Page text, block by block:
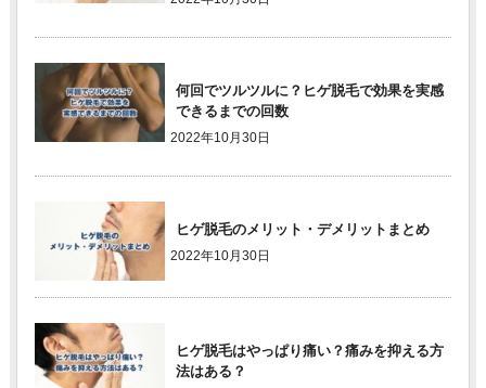
何回でツルツルに？ヒゲ脱毛で効果を実感
できるまでの回数
2022年10月30日
ヒゲ脱毛のメリット・デメリットまとめ
2022年10月30日
ヒゲ脱毛はやっぱり痛い？痛みを抑える方
法はある？